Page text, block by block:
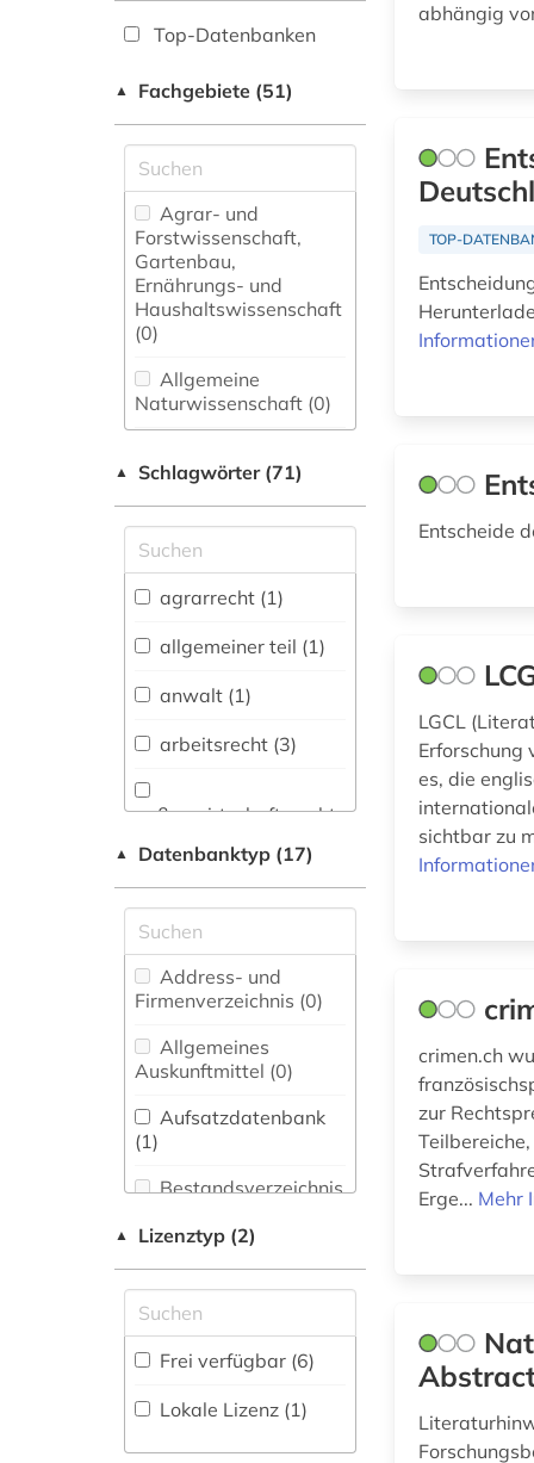
Top-Datenbanken
▲ Fachgebiete (51)
Agrar- und
Forstwissenschaft,
Gartenbau,
Ernährungs- und
Haushaltswissenschaft
(0)
Allgemeine
Naturwissenschaft (0)
fachübergreifende
Allgemeine und
vergleichende Sprach-
und
Literaturwissenschaft.
Indogermanistik.
Außereuropäische
Sprachen und
Literaturen (0)
Anglistik.
Amerikanistik (0)
Vermessungswesen (0)
Biologie,
Biotechnologie (0)
Buch- und
Bibliothekswesen,
Informationswissenschaft
(0)
Pharmazie (0)
eBook-Sammlung
Elektrotechnik,
Elektronik,
Nachrichtentechnik (0)
Energietechnik (0)
▲ Schlagwörter (71)
agrarrecht (1)
allgemeiner teil (1)
anwalt (1)
arbeitsrecht (3)
außenwirtschaftsrecht
berufsrecht (1)
besonderer teil (1)
bilanzrecht (1)
(1)
bundesrecht (1)
bürgerliches recht
(2)
deutschland (5)
ebook (1)
elektronisches buch
(1)
entscheidungssammlung
▲ Datenbanktyp (17)
Address- und
Firmenverzeichnis (0)
Allgemeines
Auskunftmittel (0)
Aufsatzdatenbank
(1)
Bestandsverzeichnis
Buchhandelsverzeichnis
Disziplinäre
Forschungsdatenrepositorien
▲ Lizenztyp (2)
Frei verfügbar (6)
Lokale Lizenz (1)
abhängig
TOP-
Entscheide
LGCL
Erforschung
es, die
sichtbar zu
crimen.ch
zur
Erge... Mehr